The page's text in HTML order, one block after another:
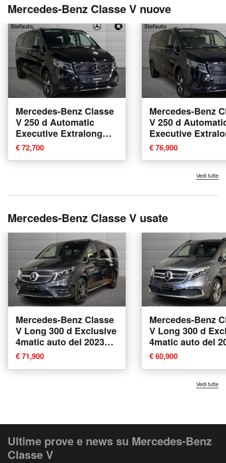
Mercedes-Benz Classe V nuove
Mercedes-Benz Classe
V 250 d Automatic
Executive Extralong
nuova a Bologna
€ 72,700
Mercedes-Benz
V 250 d
Executive
nuova a Bologna
€ 76,900
Vedi tutte
Mercedes-Benz Classe V usate
Mercedes-Benz Classe
V Long 300 d Exclusive
4matic auto del 2023
usata a Bologna
€ 71,900
Mercedes-Benz
V Long 300 d
4matic auto del
usata a Bologna
€ 60,900
Vedi tutte
Ultime prove e news su Mercedes-Benz
Classe V